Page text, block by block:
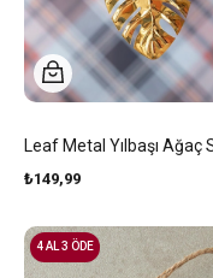
₺149,99
4 AL 3 ÖDE